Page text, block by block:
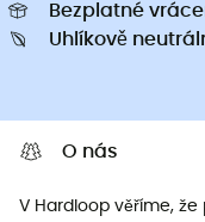
Bezplatné
Uhlíkově
O nás
V Hardloop věříme,